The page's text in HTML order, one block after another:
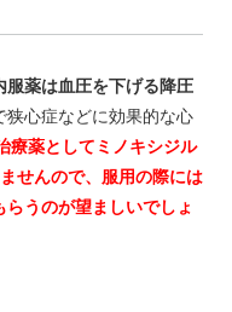
服薬は血圧を下げる降圧
狭心症などに効果的な心
療薬としてミノキシジル
せんので、服用の際には
うのが望ましいでしょ